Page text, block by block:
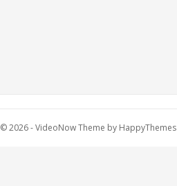
© 2026 -VideoNow Theme by HappyThemes